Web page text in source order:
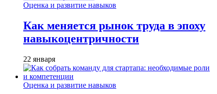
Оценка и развитие навыков
Как меняется рынок труда в эпоху
навыкоцентричности
22 января
Оценка и развитие навыков